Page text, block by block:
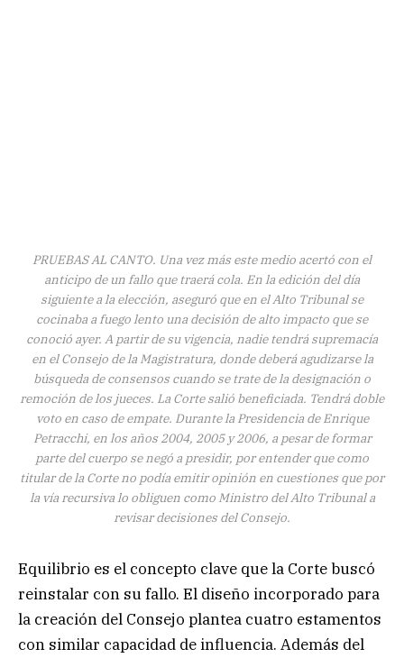
PRUEBAS AL CANTO. Una vez más este medio acertó con el
anticipo de un fallo que traerá cola. En la edición del día
siguiente a la elección, aseguró que en el Alto Tribunal se
cocinaba a fuego lento una decisión de alto impacto que se
conoció ayer. A partir de su vigencia, nadie tendrá supremacía
en el Consejo de la Magistratura, donde deberá agudizarse la
búsqueda de consensos cuando se trate de la designación o
remoción de los jueces. La Corte salió beneficiada. Tendrá doble
voto en caso de empate. Durante la Presidencia de Enrique
Petracchi, en los años 2004, 2005 y 2006, a pesar de formar
parte del cuerpo se negó a presidir, por entender que como
titular de la Corte no podía emitir opinión en cuestiones que por
la vía recursiva lo obliguen como Ministro del Alto Tribunal a
revisar decisiones del Consejo.
Equilibrio es el concepto clave que la Corte buscó
reinstalar con su fallo. El diseño incorporado para
la creación del Consejo plantea cuatro estamentos
con similar capacidad de influencia. Además del